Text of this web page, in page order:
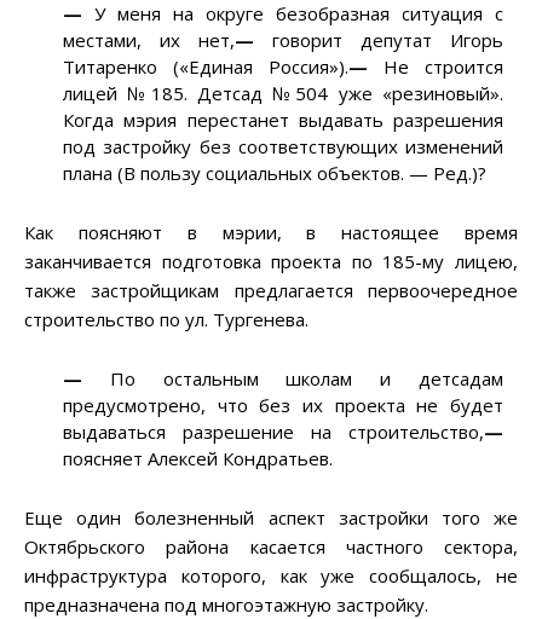
— У меня на округе безобразная ситуация с
местами, их нет,— говорит депутат Игорь
Титаренко («Единая Россия»).— Не строится
лицей №185. Детсад №504 уже «резиновый».
Когда мэрия перестанет выдавать разрешения
под застройку без соответствующих изменений
плана (В пользу социальных объектов. — Ред.)?
Как поясняют в мэрии, в настоящее время
заканчивается подготовка проекта по 185-му лицею,
также застройщикам предлагается первоочередное
строительство по ул. Тургенева.
— По остальным школам и детсадам
предусмотрено, что без их проекта не будет
выдаваться разрешение на строительство,—
поясняет Алексей Кондратьев.
Еще один болезненный аспект застройки того же
Октябрьского района касается частного сектора,
инфраструктура которого, как уже сообщалось, не
предназначена под многоэтажную застройку.